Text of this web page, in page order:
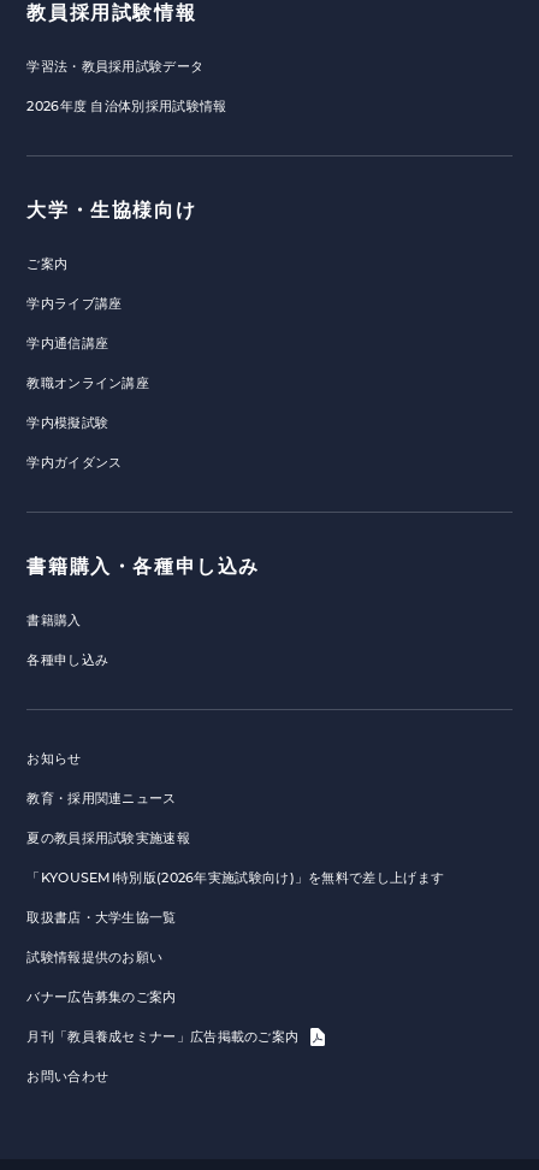
教員採用試験情報
学習法・教員採用試験データ
2026年度 自治体別採用試験情報
大学・生協様向け
ご案内
学内ライブ講座
学内通信講座
教職オンライン講座
学内模擬試験
学内ガイダンス
書籍購入・各種申し込み
書籍購入
各種申し込み
お知らせ
教育・採用関連ニュース
夏の教員採用試験実施速報
「KYOUSEMI特別版(2026年実施試験向け)」を無料で差し上げます
取扱書店・大学生協一覧
試験情報提供のお願い
バナー広告募集のご案内
月刊「教員養成セミナー」広告掲載のご案内
お問い合わせ